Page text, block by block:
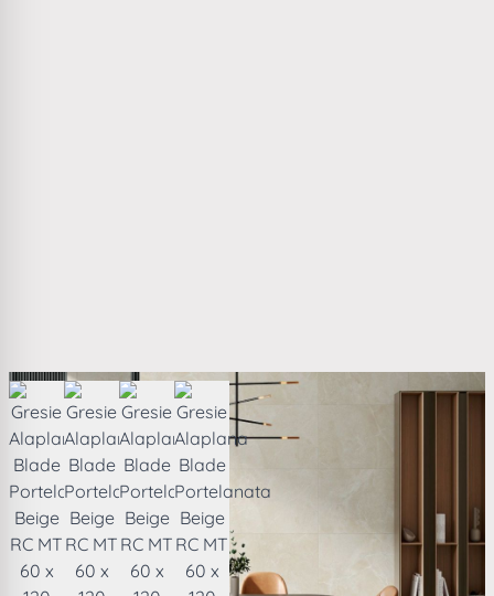
View larger image
View larger image
View larger image
View larger image